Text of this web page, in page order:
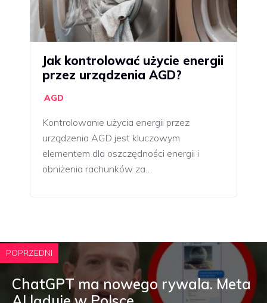
Jak kontrolować użycie energii
przez urządzenia AGD?
AGD
Kontrolowanie użycia energii przez
urządzenia AGD jest kluczowym
elementem dla oszczędności energii i
obniżenia rachunków za…
POPRZEDNI
ChatGPT ma nowego rywala. Meta